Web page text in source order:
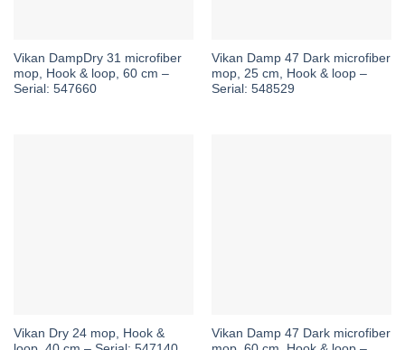
Vikan DampDry 31 microfiber
mop, Hook & loop, 60 cm –
Serial: 547660
Vikan Damp 47 Dark microfiber
mop, 25 cm, Hook & loop –
Serial: 548529
Vikan Dry 24 mop, Hook &
Vikan Damp 47 Dark microfiber